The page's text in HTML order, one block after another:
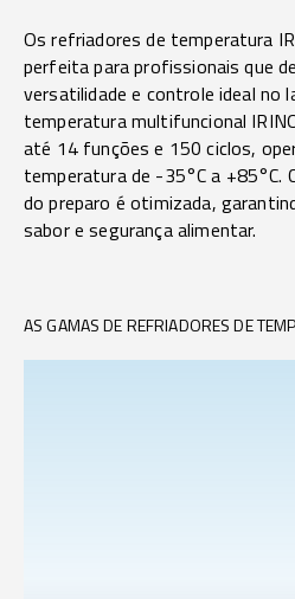
Os refriadores de temperatura
perfeita para profissionais que
versatilidade e controle ideal no
temperatura multifuncional
até 14 funções e 150 ciclos,
temperatura de -35°C a +85°C.
do preparo é otimizada,
sabor e segurança alimentar.
AS GAMAS DE REFRIADORES DE